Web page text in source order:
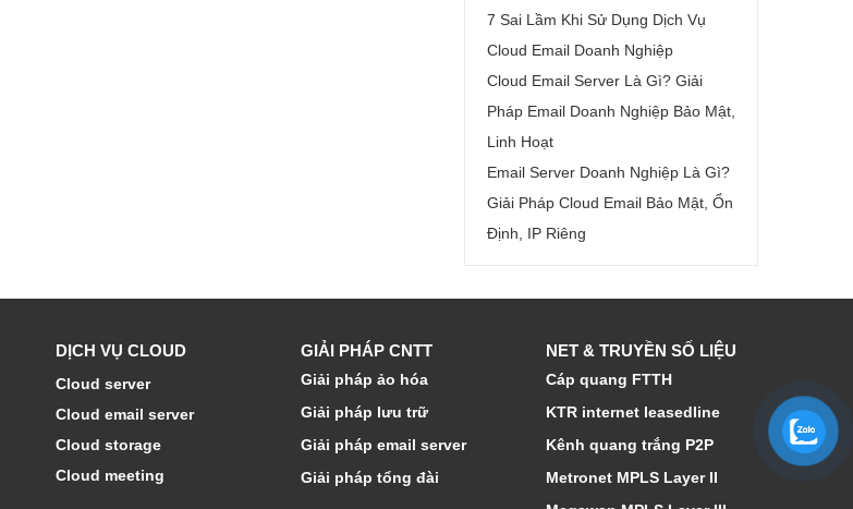
7 Sai Lầm Khi Sử Dụng Dịch Vụ
Cloud Email Doanh Nghiệp
Cloud Email Server Là Gì? Giải
Pháp Email Doanh Nghiệp Bảo Mật,
Linh Hoạt
Email Server Doanh Nghiệp Là Gì?
Giải Pháp Cloud Email Bảo Mật, Ổn
Định, IP Riêng
DỊCH VỤ CLOUD
Cloud server
Cloud email server
Cloud storage
Cloud meeting
GIẢI PHÁP CNTT
Giải pháp ảo hóa
Giải pháp lưu trữ
Giải pháp email server
Giải pháp tổng đài
NET & TRUYỀN SỐ LIỆU
Cáp quang FTTH
KTR internet leasedline
Kênh quang trắng P2P
Metronet MPLS Layer II